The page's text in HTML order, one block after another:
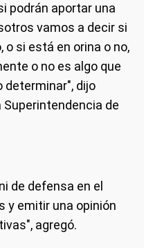
podrán aportar una
vamos a decir si
o si está en orina o no,
o no es algo que
determinar", dijo
de
de defensa en el
y emitir una opinión
agregó.